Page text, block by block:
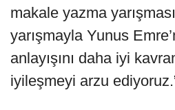
makale yazma
yarışmayla Yunus
anlayışını daha iyi
iyileşmeyi arzu